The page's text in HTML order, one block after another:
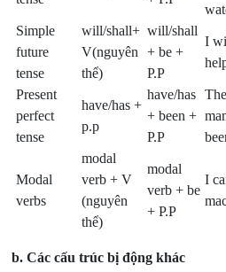
Simple
future
tense
will/shall+
V(nguyên
thể)
will/shall
+ be +
P.P
I
Present
perfect
tense
have/has +
p.p
have/has
+ been +
P.P
Modal
verbs
modal
verb + V
(nguyên
thể)
modal
verb + be
+ P.P
I
b.Các cấu trúc bị động khác